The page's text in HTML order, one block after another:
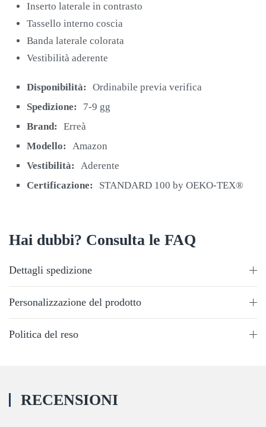
Inserto laterale in contrasto
Tassello interno coscia
Banda laterale colorata
Vestibilità aderente
Disponibilità:
Ordinabile previa verifica
Spedizione:
7-9 gg
Brand:
Erreà
Modello:
Amazon
Vestibilità:
Aderente
Certificazione:
STANDARD 100 by OEKO-TEX®
Hai dubbi? Consulta le FAQ
Dettagli spedizione
Personalizzazione del prodotto
Politica del reso
RECENSIONI